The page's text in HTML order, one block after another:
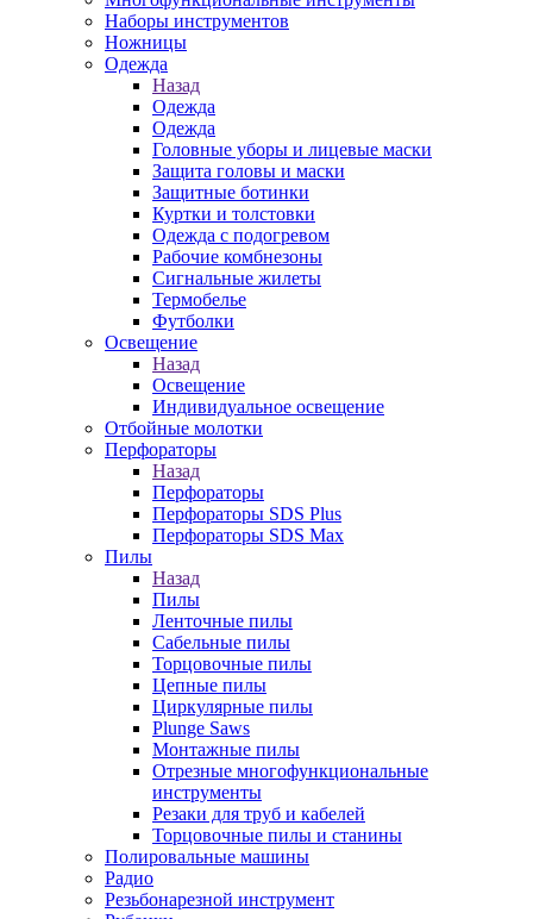
Наборы инструментов
Ножницы
Одежда
Назад
Одежда
Одежда
Головные уборы и лицевые маски
Защита головы и маски
Защитные ботинки
Куртки и толстовки
Одежда с подогревом
Рабочие комбнезоны
Сигнальные жилеты
Термобелье
Футболки
Освещение
Назад
Освещение
Индивидуальное освещение
Отбойные молотки
Перфораторы
Назад
Перфораторы
Перфораторы SDS Plus
Перфораторы SDS Max
Пилы
Назад
Пилы
Ленточные пилы
Сабельные пилы
Торцовочные пилы
Цепные пилы
Циркулярные пилы
Plunge Saws
Монтажные пилы
Отрезные многофункциональные
инструменты
Резаки для труб и кабелей
Торцовочные пилы и станины
Полировальные машины
Радио
Резьбонарезной инструмент